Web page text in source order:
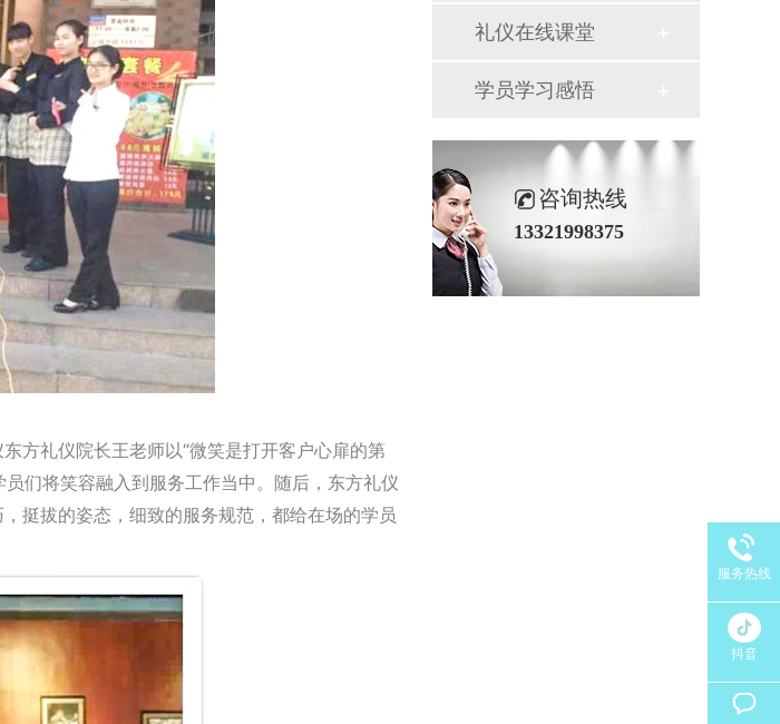
方礼仪院长王老师以“微笑是打开客户心扉的第
们将笑容融入到服务工作当中。随后，东方礼仪
挺拔的姿态，细致的服务规范，都给在场的学员
礼仪在线课堂
学员学习感悟
咨询热线
13321998375
服务热线
抖音